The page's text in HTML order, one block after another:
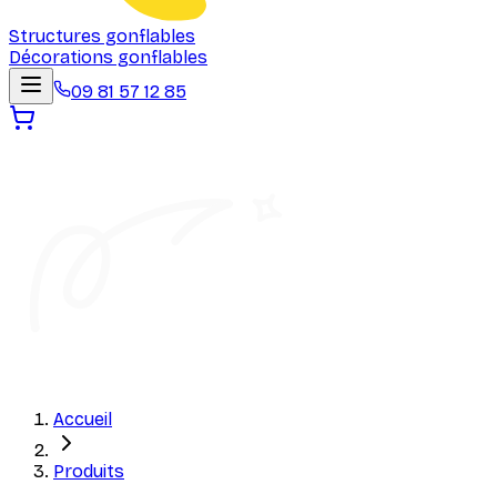
Structures gonflables
Décorations gonflables
09 81 57 12 85
Accueil
Produits